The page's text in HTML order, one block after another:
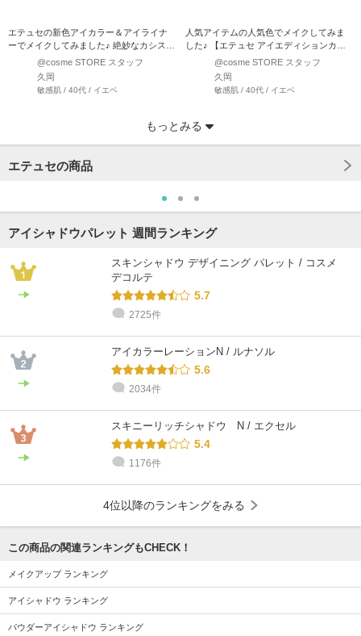
エテュセの新色アイカラー＆アイライナ
ーでメイクしてみました♪ 絶妙なカシスピ
ンクとシナモンオレン…
@cosme STORE スタッフ
久岡
敏感肌 / 40代 / イエベ
人気アイテムの人気色でメイクしてみま
した♪ 【エテュセ アイエディションカラ
ーパレット04】 柔…
@cosme STORE スタッフ
久岡
敏感肌 / 40代 / イエベ
@cosme STORE スタッフ
混合肌 / 50代 / ブルベ
もっとみる
エテュセの商品
アイシャドウパレット 週間ランキング
スキンシャドウ デザイニング パレット / コスメ
デコルテ
5.7
2725件
アイカラーレーションN / ルナソル
5.6
2034件
スキニーリッチシャドウ N / エクセル
5.4
1176件
4位以降のランキングをみる
この商品の関連ランキングもCHECK！
メイクアップ ランキング
アイシャドウ ランキング
パウダーアイシャドウ ランキング